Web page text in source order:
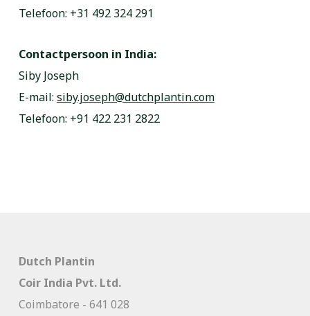
Telefoon: +31 492 324 291
Contactpersoon in India:
Siby Joseph
E-mail: siby.joseph@dutchplantin.com
Telefoon: +91 422 231 2822
Dutch Plantin
Coir India Pvt. Ltd.
Coimbatore - 641 028